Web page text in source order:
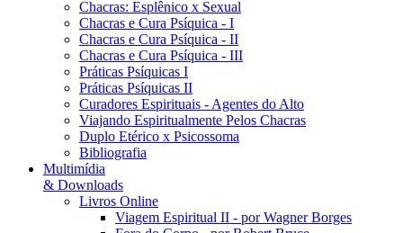
Chacras: Esplênico x Sexual
Chacras e Cura Psíquica - I
Chacras e Cura Psíquica - II
Chacras e Cura Psíquica - III
Práticas Psíquicas I
Práticas Psíquicas II
Curadores Espirituais - Agentes do Alto
Viajando Espiritualmente Pelos Chacras
Duplo Etérico x Psicossoma
Bibliografia
Multimídia
& Downloads
Livros Online
Viagem Espiritual II - por Wagner Borges